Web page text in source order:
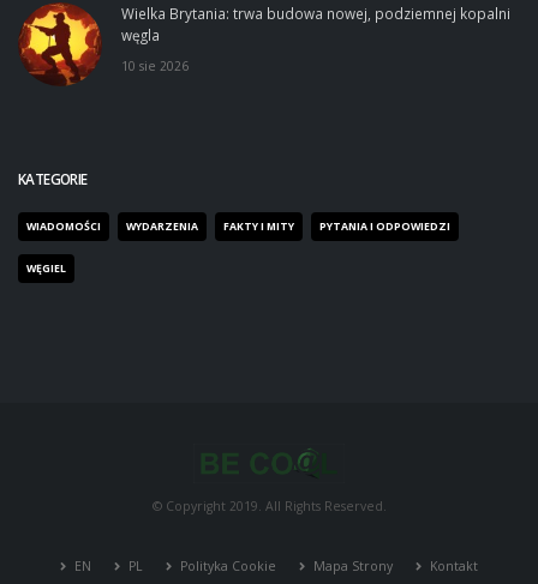
Wielka Brytania: trwa budowa nowej, podziemnej kopalni
węgla
10 sie 2026
KATEGORIE
WIADOMOŚCI WYDARZENIA FAKTY I MITY PYTANIA I ODPOWIEDZI
WĘGIEL
© Copyright 2019. All Rights Reserved.
EN PL Polityka Cookie Mapa Strony Kontakt